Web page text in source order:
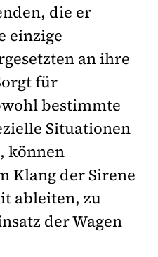
die er
einzige
an ihre
für
bestimmte
Situationen
können
Klang der Sirene
ableiten, zu
der Wagen